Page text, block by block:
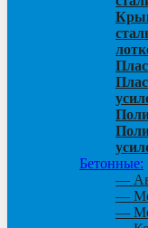
Бетонные:
—
—
—